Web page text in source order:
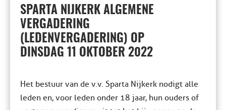
SPARTA NIJKERK ALGEMENE
VERGADERING
(LEDENVERGADERING) OP
DINSDAG 11 OKTOBER 2022
Het bestuur van de v.v. Sparta Nijkerk nodigt alle
leden en, voor leden onder 18 jaar, hun ouders of